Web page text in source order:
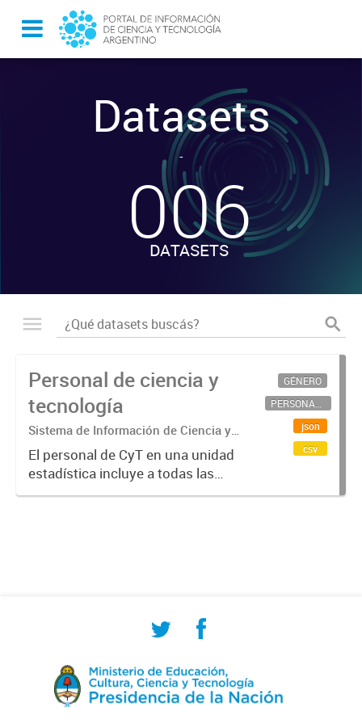
Datasets
-
006
DATASETS
Personal de ciencia y
tecnología
Sistema de Información de Ciencia y
Tecnología Argentino (SICYTAR)
El personal de CyT en una unidad
estadística incluye a todas las
personas involucradas
GÉNERO
PERSONAL CIENTÍFICO-TECNOLÓGICO
json
csv